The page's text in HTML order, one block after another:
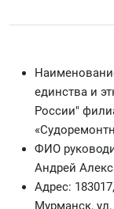
единства и
России"
ФИО
Андрей
Адрес:
Мурманск,